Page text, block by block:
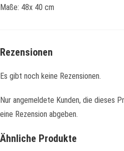
Maße: 48x 40 cm
Rezensionen
Es gibt noch keine Rezensionen.
Nur angemeldete Kunden, die dieses
eine Rezension abgeben.
Ähnliche Produkte